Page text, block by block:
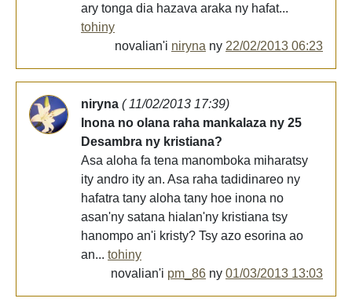
ary tonga dia hazava araka ny hafat...
tohiny
novalian'i niryna ny 22/02/2013 06:23
niryna ( 11/02/2013 17:39)
Inona no olana raha mankalaza ny 25
Desambra ny kristiana?
Asa aloha fa tena manomboka miharatsy
ity andro ity an. Asa raha tadidinareo ny
hafatra tany aloha tany hoe inona no
asan'ny satana hialan'ny kristiana tsy
hanompo an'i kristy? Tsy azo esorina ao
an... tohiny
novalian'i pm_86 ny 01/03/2013 13:03